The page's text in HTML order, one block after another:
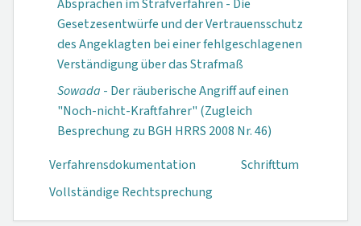
Absprachen im Strafverfahren - Die
Gesetzesentwürfe und der Vertrauensschutz
des Angeklagten bei einer fehlgeschlagenen
Verständigung über das Strafmaß
Sowada - Der räuberische Angriff auf einen
"Noch-nicht-Kraftfahrer" (Zugleich
Besprechung zu BGH HRRS 2008 Nr. 46)
Verfahrensdokumen­tation
Schrifttum
Vollständige Rechtsprechung